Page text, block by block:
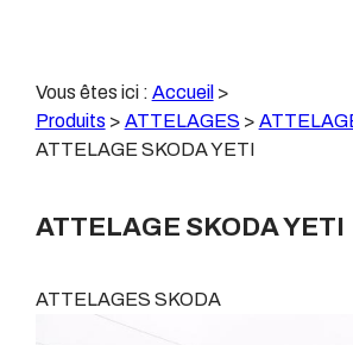
Vous êtes ici : Accueil >
Produits > ATTELAGES >
ATTELAGE SKODA YETI
ATTELAGE SKODA YETI
ATTELAGES SKODA